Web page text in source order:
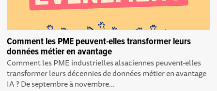
Comment les PME peuvent-elles transformer leurs
données métier en avantage
Comment les PME industrielles alsaciennes peuvent-elles
transformer leurs décennies de données métier en avantage
IA ? De septembre à novembre...